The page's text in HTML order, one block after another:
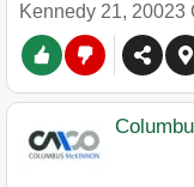
Kennedy 21, 20023